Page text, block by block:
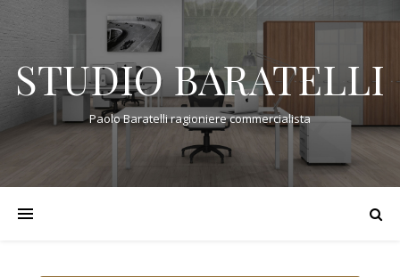
STUDIO BARATELLI
Paolo Baratelli ragioniere commercialista